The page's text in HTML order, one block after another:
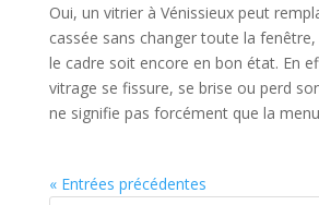
Oui, un vitrier à Vénissieux peut
cassée sans changer toute la
le cadre soit encore en bon état. En
vitrage se fissure, se brise ou perd
ne signifie pas forcément que la
« Entrées précédentes